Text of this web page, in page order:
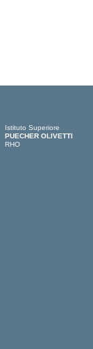
Istituto Superiore
PUECHER OLIVETTI
RHO